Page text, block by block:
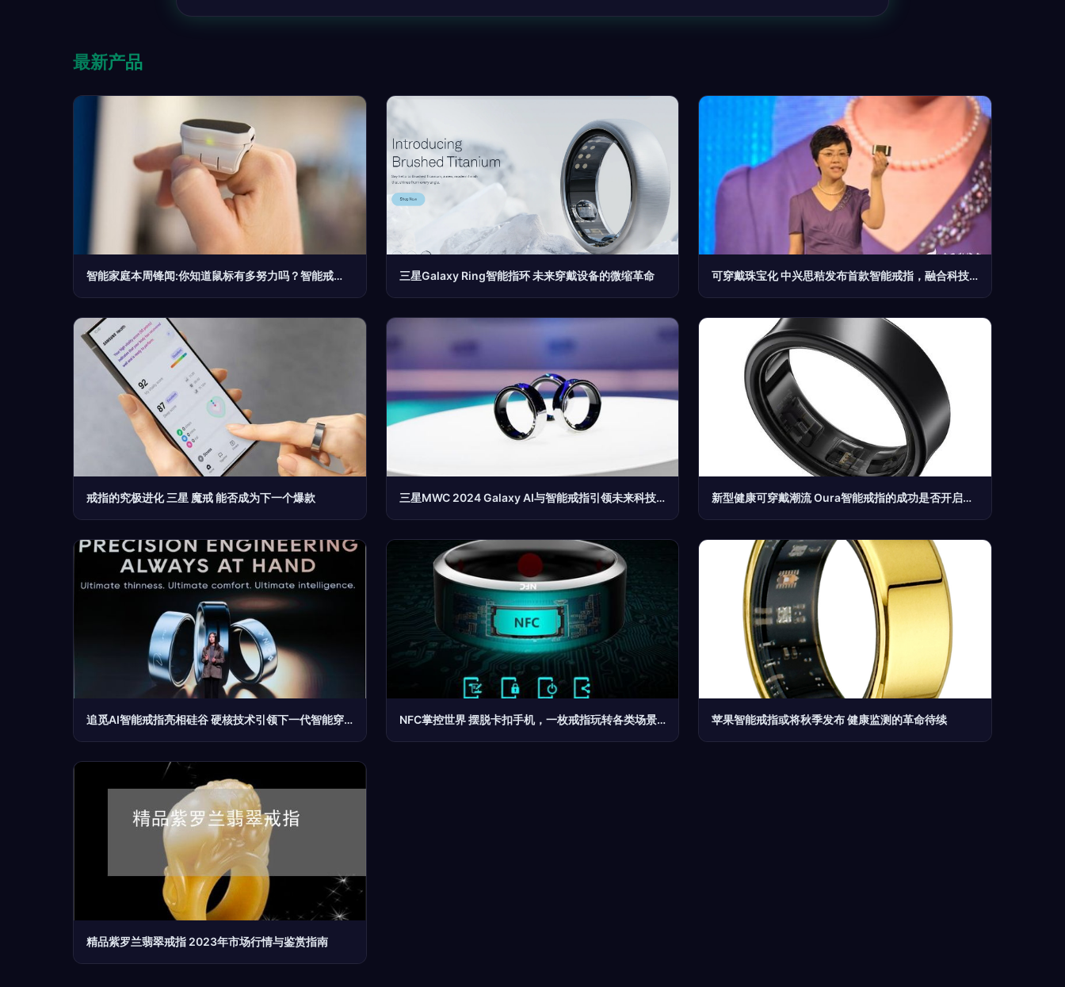
最新产品
智能家庭本周锋闻:你知道鼠标有多努力吗？智能戒指登上舞台 三星Galaxy Ring智能指环 未来穿戴设备的微缩革命 可穿戴珠宝化 中兴思秸发布首款智能戒指，融合科技与时尚美学
戒指的究极进化 三星 魔戒 能否成为下一个爆款 三星MWC 2024 Galaxy AI与智能戒指引领未来科技趋势 新型健康可穿戴潮流 Oura智能戒指的成功是否开启新时代？
追觅AI智能戒指亮相硅谷 硬核技术引领下一代智能穿戴，一戒“戴”领生活新方式 NFC掌控世界 摆脱卡扣手机，一枚戒指玩转各类场景的智能魔法 苹果智能戒指或将秋季发布 健康监测的革命待续
精品紫罗兰翡翠戒指 2023年市场行情与鉴赏指南